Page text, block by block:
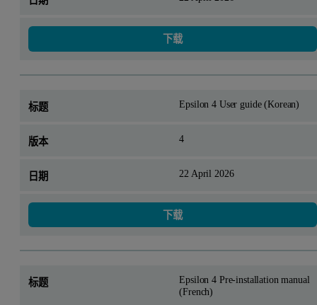
下载
Epsilon 4 User guide (Korean)
4
22 April 2026
下载
Epsilon 4 Pre-installation manual
(French)